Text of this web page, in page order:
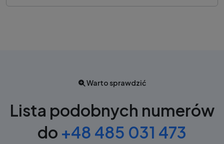
Warto sprawdzić
Lista podobnych numerów
do +48 485 031 473